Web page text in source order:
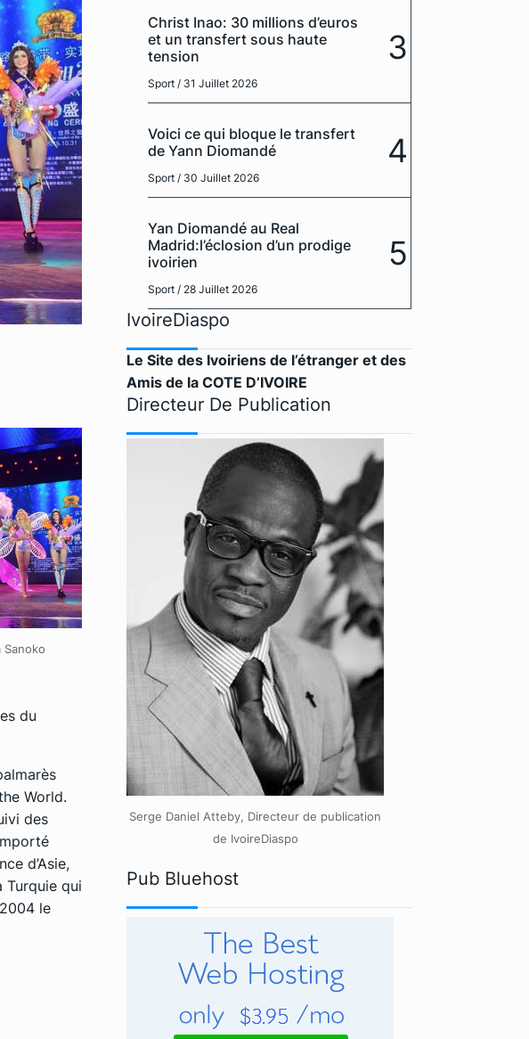
Sanoko
du
World.
des
d’Asie,
Turquie qui
le
Christ Inao: 30 millions d’euros
et un transfert sous haute
tension
Sport / 31 Juillet 2026
3
Voici ce qui bloque le transfert
de Yann Diomandé
Sport / 30 Juillet 2026
4
Yan Diomandé au Real
Madrid:l’éclosion d’un prodige
ivoirien
Sport / 28 Juillet 2026
5
IvoireDiaspo
Le Site des Ivoiriens de l’étranger et des
Amis de la COTE D’IVOIRE
Directeur De Publication
Serge Daniel Atteby, Directeur de publication
de IvoireDiaspo
Pub Bluehost